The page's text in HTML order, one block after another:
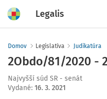
Legalis
Domov Legislatíva Judikatúra
2Obdo/81/2020 -
Najvyšší súd SR - senát
Vydané: 16. 3. 2021